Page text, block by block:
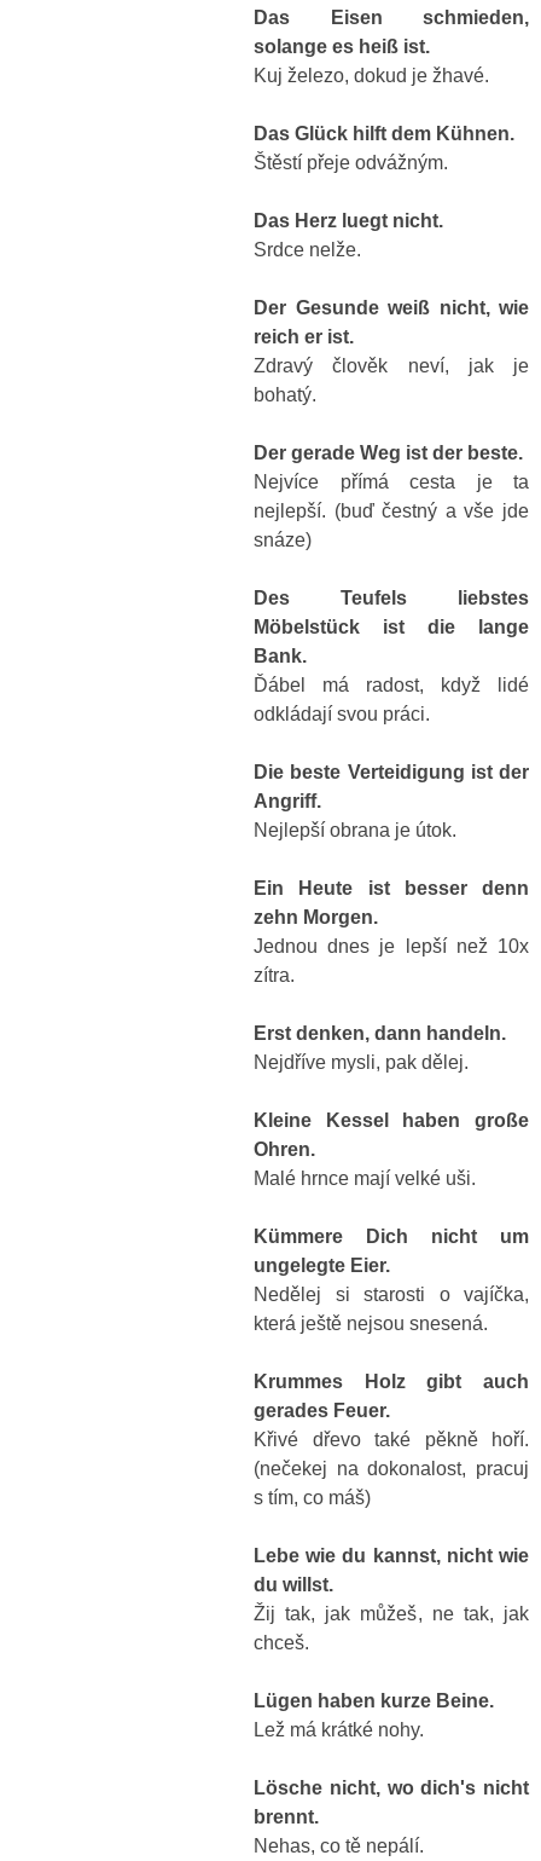
Das Eisen schmieden,
solange es heiß ist.
Kuj železo, dokud je žhavé.
Das Glück hilft dem Kühnen.
Štěstí přeje odvážným.
Das Herz luegt nicht.
Srdce nelže.
Der Gesunde weiß nicht, wie
reich er ist.
Zdravý člověk neví, jak je
bohatý.
Der gerade Weg ist der beste.
Nejvíce přímá cesta je ta
nejlepší. (buď čestný a vše jde
snáze)
Des Teufels liebstes
Möbelstück ist die lange
Bank.
Ďábel má radost, když lidé
odkládají svou práci.
Die beste Verteidigung ist der
Angriff.
Nejlepší obrana je útok.
Ein Heute ist besser denn
zehn Morgen.
Jednou dnes je lepší než 10x
zítra.
Erst denken, dann handeln.
Nejdříve mysli, pak dělej.
Kleine Kessel haben große
Ohren.
Malé hrnce mají velké uši.
Kümmere Dich nicht um
ungelegte Eier.
Nedělej si starosti o vajíčka,
která ještě nejsou snesená.
Krummes Holz gibt auch
gerades Feuer.
Křivé dřevo také pěkně hoří.
(nečekej na dokonalost, pracuj
s tím, co máš)
Lebe wie du kannst, nicht wie
du willst.
Žij tak, jak můžeš, ne tak, jak
chceš.
Lügen haben kurze Beine.
Lež má krátké nohy.
Lösche nicht, wo dich's nicht
brennt.
Nehas, co tě nepálí.